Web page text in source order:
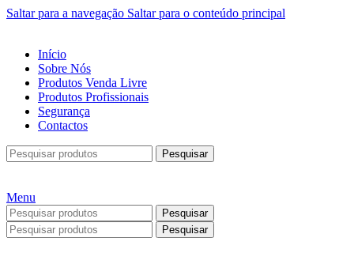
Saltar para a navegação Saltar para o conteúdo principal
Início
Sobre Nós
Produtos Venda Livre
Produtos Profissionais
Segurança
Contactos
Pesquisar
Menu
Pesquisar
Pesquisar